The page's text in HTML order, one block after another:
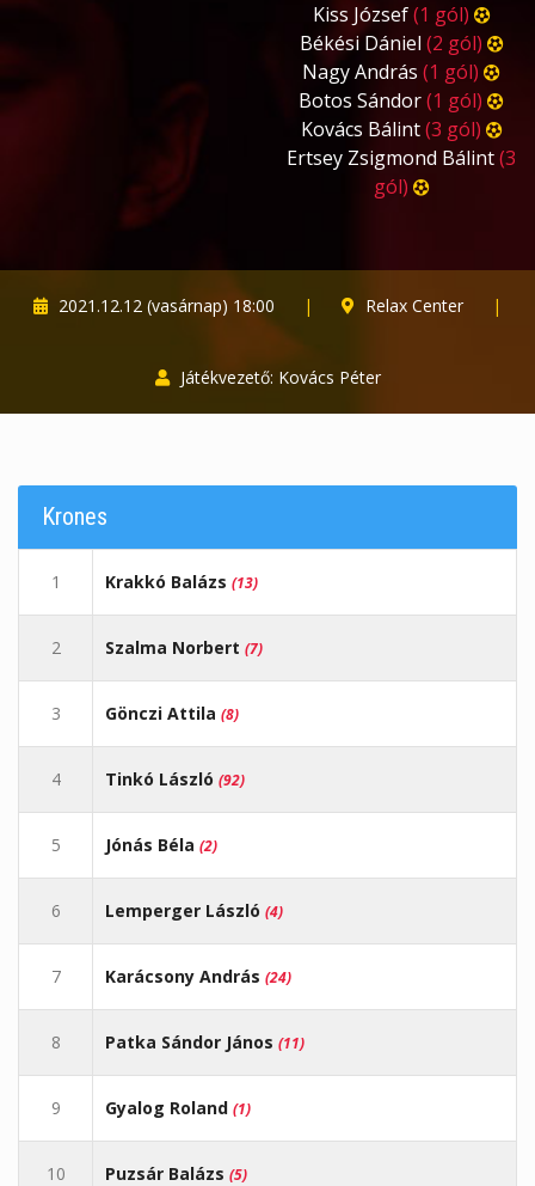
Kiss József(1 gól)
Békési Dániel (2 gól)
Nagy András (1 gól)
Botos Sándor(1 gól)
Kovács Bálint(3 gól)
Ertsey Zsigmond Bálint(3
gól)
2021.12.12 (vasárnap) 18:00 | Relax Center |
Játékvezető: Kovács Péter
Krones
1 Krakkó Balázs (13)
2 Szalma Norbert (7)
3 Gönczi Attila (8)
4 Tinkó László (92)
5 Jónás Béla (2)
6 Lemperger László (4)
7 Karácsony András (24)
8 Patka Sándor János (11)
9 Gyalog Roland (1)
10 Puzsár Balázs (5)